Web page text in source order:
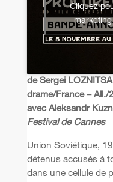
Cliquez
de Sergei LOZNITSA
drame/France –
avec Aleksandr
Festival de Cannes
Union Soviétique,
détenus accusés à
dans une cellule de